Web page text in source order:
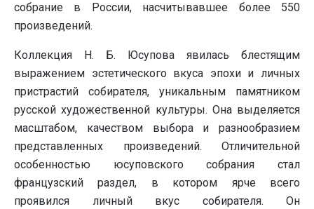
собрание в России, насчитывавшее более 550
произведений.
Коллекция Н. Б. Юсупова явилась блестящим
выражением эстетического вкуса эпохи и личных
пристрастий собирателя, уникальным памятником
русской художественной культуры. Она выделяется
масштабом, качеством выбора и разнообразием
представленных произведений. Отличительной
особенностью юсуповского собрания стал
французский раздел, в котором ярче всего
проявился личный вкус собирателя. Он